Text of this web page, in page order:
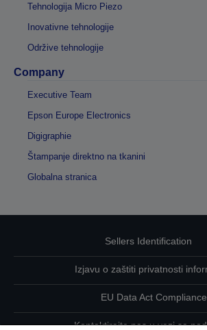
Tehnologija Micro Piezo
Inovativne tehnologije
Održive tehnologije
Company
Executive Team
Epson Europe Electronics
Digigraphie
Štampanje direktno na tkanini
Globalna stranica
Sellers Identification
Izjavu o zaštiti privatnosti
EU Data Act Compliance
Kontaktirajte nas u vezi sa